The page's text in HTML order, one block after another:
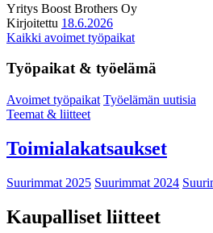
Yritys Boost Brothers Oy
Kirjoitettu 18.6.2026
Kaikki avoimet työpaikat
Työpaikat & työelämä
Avoimet työpaikat Työelämän uutisia
Teemat & liitteet
Toimialakatsaukset
Suurimmat 2025 Suurimmat 2024
Kaupalliset liitteet